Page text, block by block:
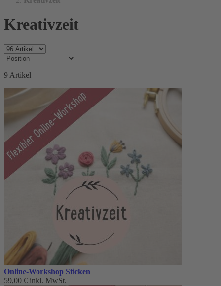
Kreativzeit
9 Artikel
Online-Workshop Sticken
59,00 € inkl. MwSt.